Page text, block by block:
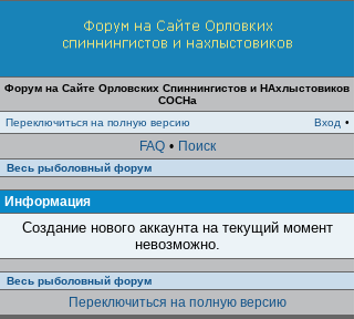
Форум на Сайте Орловских Спиннингистов и НАхлыстовиков
СОСНа
Переключиться на полную версию
Вход •
FAQ • Поиск
Весь рыболовный форум
Информация
Создание нового аккаунта на текущий момент
невозможно.
Весь рыболовный форум
Переключиться на полную версию